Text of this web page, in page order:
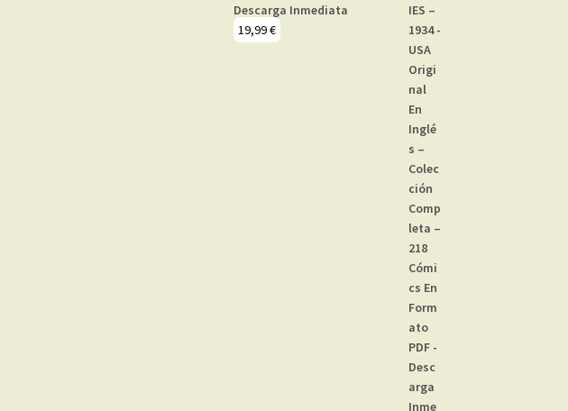
Descarga Inmediata
19,99€